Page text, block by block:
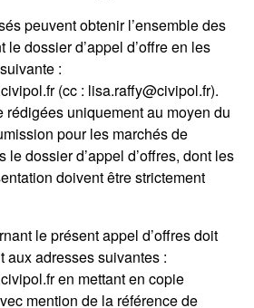
peuvent obtenir l’ensemble des
dossier d’appel d’offre en les
:
(cc : lisa.raffy@civipol.fr).
rédigées uniquement au moyen du
pour les marchés de
dossier d’appel d’offres, dont les
doivent être strictement
le présent appel d’offres doit
aux adresses suivantes :
en mettant en copie
mention de la référence de